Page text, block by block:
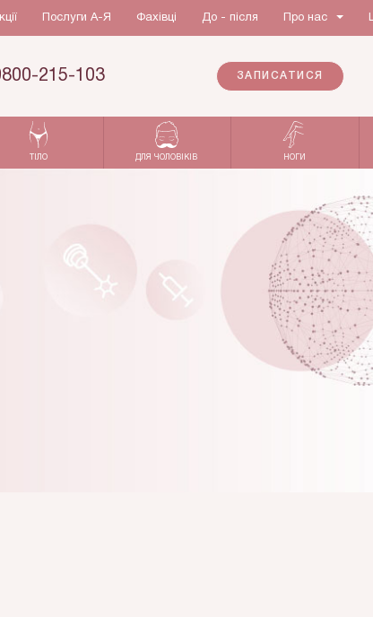
Послуги А-Я Фахівці До - після Про нас
215-103 ЗАПИСАТИСЯ
ТІЛО ДЛЯ ЧОЛОВІКІВ НОГИ